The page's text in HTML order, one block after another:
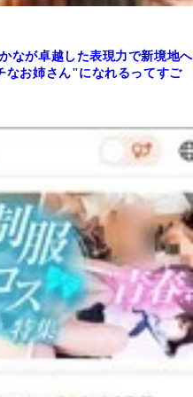
なが卓越した表現力で新境地へ
なお姉さん"になれるってすご